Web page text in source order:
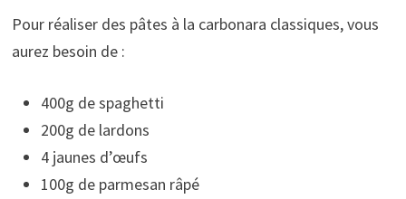
Pour réaliser des pâtes à la carbonara classiques, vous
aurez besoin de :
400g de spaghetti
200g de lardons
4 jaunes d’œufs
100g de parmesan râpé